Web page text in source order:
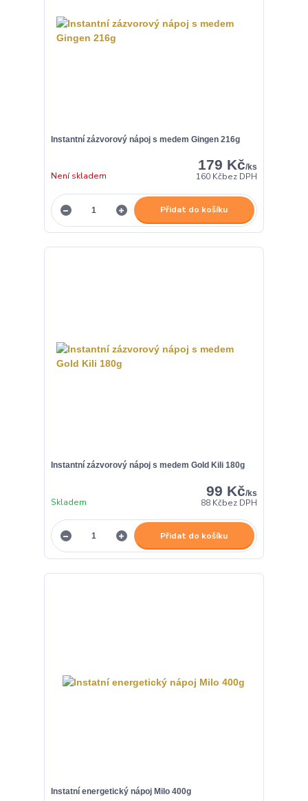
Instantní zázvorový nápoj s medem Gingen 216g
179 Kč/ks
160 Kčbez DPH
Není skladem
Přidat do košíku
Instantní zázvorový nápoj s medem Gold Kili 180g
99 Kč/ks
88 Kčbez DPH
Skladem
Přidat do košíku
Instatní energetický nápoj Milo 400g